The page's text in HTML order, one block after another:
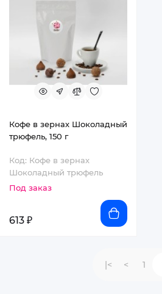
Кофе в зернах Шоколадный
трюфель, 150 г
Код: Кофе в зернах
Шоколадный трюфель
Под заказ
613 ₽
|< < 1